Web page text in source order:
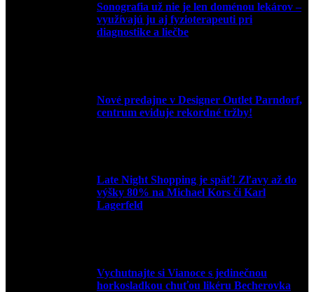
Sonografia už nie je len doménou lekárov –
využívajú ju aj fyzioterapeuti pri
diagnostike a liečbe
Nové predajne v Designer Outlet Parndorf,
centrum eviduje rekordné tržby!
Late Night Shopping je späť! Zľavy až do
výšky 80% na Michael Kors či Karl
Lagerfeld
Vychutnajte si Vianoce s jedinečnou
horkosladkou chuťou likéru Becherovka